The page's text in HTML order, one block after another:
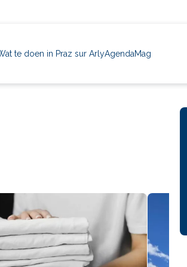
te doen in Praz sur ArlyAgendaMag